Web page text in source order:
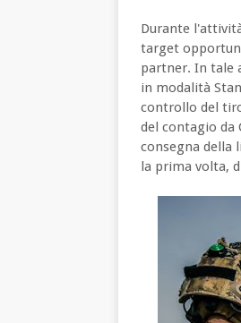
Durante
target
partner. In tale
in modalità
controllo del
del contagio da
consegna della
la prima volta,